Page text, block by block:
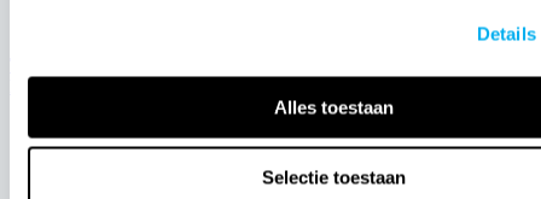
Details
Alles toestaan
Selectie toestaan
Formule E
6 aug 2026